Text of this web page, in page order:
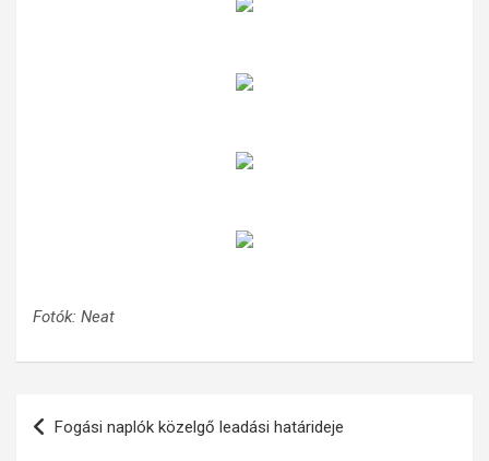
Fotók: Neat
Bejegyzés
navigáció
Fogási naplók közelgő leadási határideje